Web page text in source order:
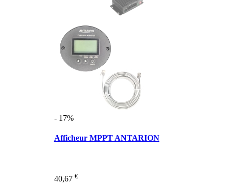
- 17%
Afficheur MPPT ANTARION
40,67 €